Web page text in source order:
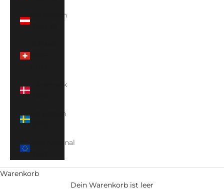
Österreich
Dänemark
Schweden
International
Warenkorb
Dein Warenkorb ist leer